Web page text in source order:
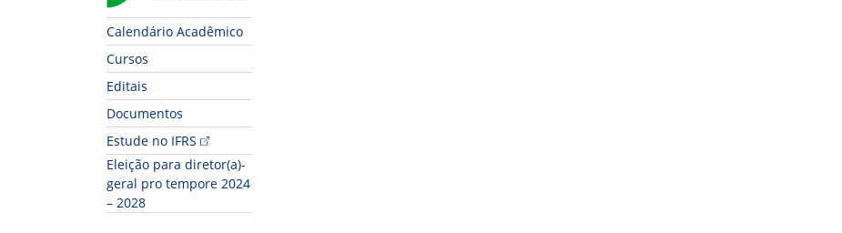
Calendário Acadêmico
Cursos
Editais
Documentos
Estude no IFRS
Eleição para diretor(a)-
geral pro tempore 2024
– 2028